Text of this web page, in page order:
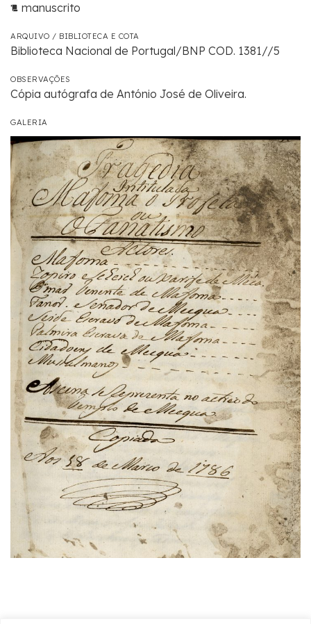
manuscrito
ARQUIVO / BIBLIOTECA E COTA
Biblioteca Nacional de Portugal/BNP COD. 1381//5
OBSERVAÇÕES
Cópia autógrafa de António José de Oliveira.
GALERIA